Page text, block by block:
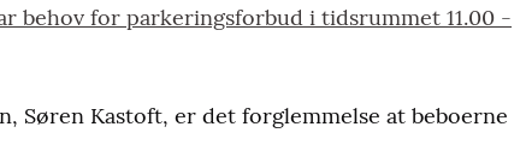
behov for parkeringsforbud i tidsrummet 11.00 -
Søren Kastoft, er det forglemmelse at beboerne